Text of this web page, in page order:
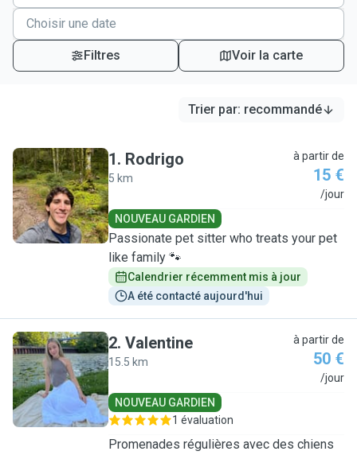
Filtres Voir la carte
Trier par: recommandé
R
1. Rodrigo
5 km
à partir de
15 €
/jour
NOUVEAU GARDIEN
Passionate pet sitter who treats your pet
like family 🐾
Calendrier récemment mis à jour
A été contacté aujourd'hui
V
2. Valentine
15.5 km
à partir de
50 €
/jour
NOUVEAU GARDIEN
1 évaluation
Promenades régulières avec des chiens